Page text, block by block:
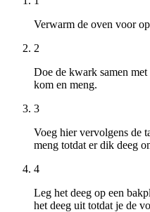
Verwarm de oven voor
2
Doe de kwark samen
kom en meng.
3
Voeg hier vervolgens de
meng totdat er dik deeg
4
Leg het deeg op een
het deeg uit totdat je de